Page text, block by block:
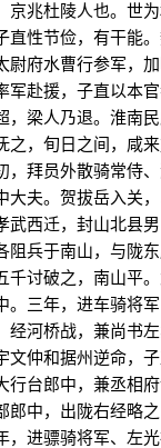
兆杜陵人也。世为
直性节俭，有干能
尉府水曹行参军，
军赴援，子直以本
，梁人乃退。淮南
之，旬日之间，咸
，拜员外散骑常侍
大夫。贺拔岳入关
西迁，封山北县男
兵于南山，与陇东
千讨破之，南山平
。三年，进车骑将
经河桥战，兼尚书
文仲和据州逆命，
行台郎中，兼丞相
郎中，出陇右经略
，进骠骑将军、左